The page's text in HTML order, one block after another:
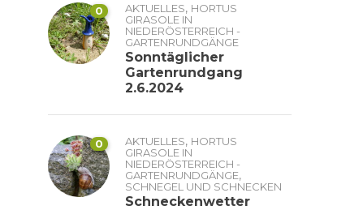
0 AKTUELLES, HORTUS
GIRASOLE IN
NIEDERÖSTERREICH -
GARTENRUNDGÄNGE
Sonntäglicher
Gartenrundgang
2.6.2024
0 AKTUELLES, HORTUS
GIRASOLE IN
NIEDERÖSTERREICH -
GARTENRUNDGÄNGE,
SCHNEGEL UND SCHNECKEN
Schneckenwetter